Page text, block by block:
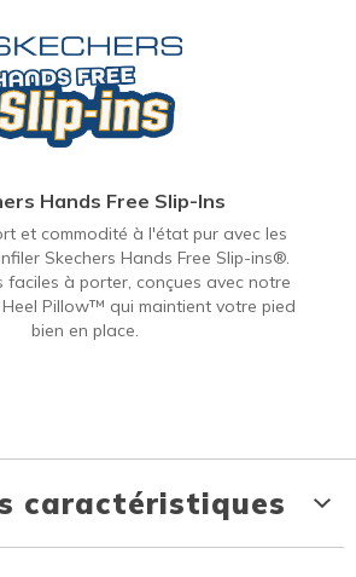
Hands Free Slip-Ins
et commodité à l'état pur avec les
Skechers Hands Free Slip-ins®.
faciles à porter, conçues avec notre
Heel Pillow™ qui maintient votre pied
bien en place.
caractéristiques